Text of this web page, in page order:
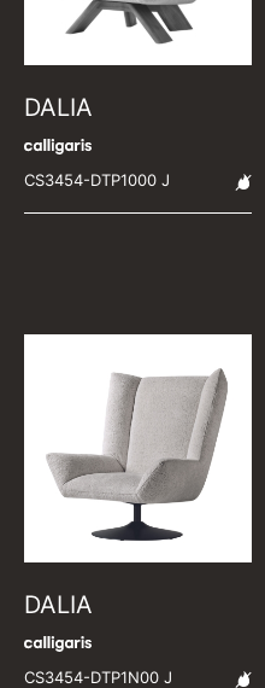
DALIA
CS3454-DTP1000 J
DALIA
CS3454-DTP1N00 J